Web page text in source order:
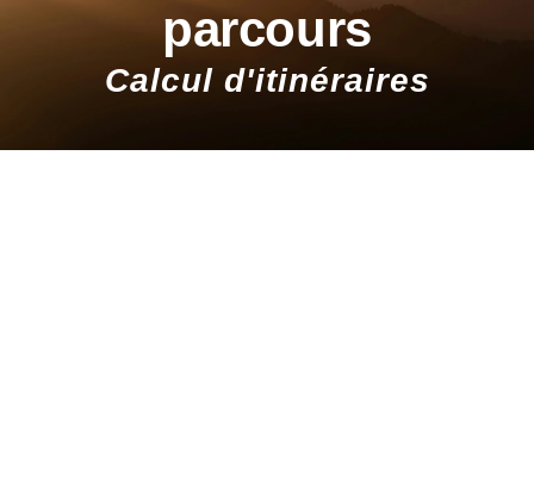
parcours
Calcul d'itinéraires